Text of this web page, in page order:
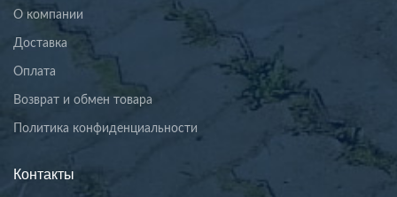
О компании
Доставка
Оплата
Возврат и обмен товара
Политика конфиденциальности
Контакты